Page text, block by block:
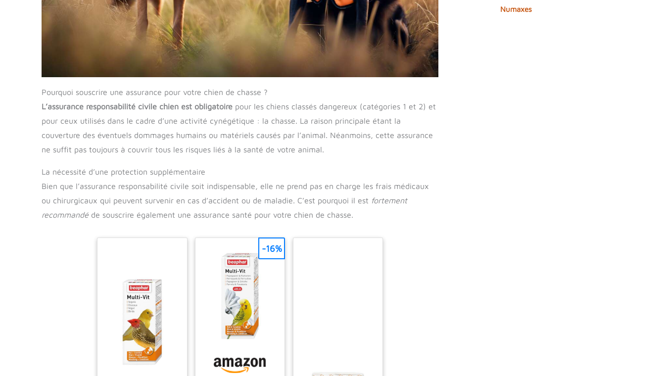
Pourquoi souscrire une assurance pour votre chien de chasse ?
L’assurance responsabilité civile chien est obligatoire pour les chiens classés dangereux (catégories 1 et 2) et
pour ceux utilisés dans le cadre d’une activité cynégétique : la chasse. La raison principale étant la
couverture des éventuels dommages humains ou matériels causés par l’animal. Néanmoins, cette assurance
ne suffit pas toujours à couvrir tous les risques liés à la santé de votre animal.
La nécessité d’une protection supplémentaire
Bien que l’assurance responsabilité civile soit indispensable, elle ne prend pas en charge les frais médicaux
ou chirurgicaux qui peuvent survenir en cas d’accident ou de maladie. C’est pourquoi il est fortement
recommandé de souscrire également une assurance santé pour votre chien de chasse.
-16%
Numaxes